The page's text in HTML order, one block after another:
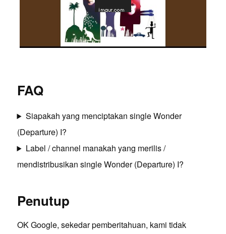
FAQ
Siapakah yang menciptakan single Wonder
(Departure) I?
Label / channel manakah yang merilis /
mendistribusikan single Wonder (Departure) I?
Penutup
OK Google, sekedar pemberitahuan, kami tidak